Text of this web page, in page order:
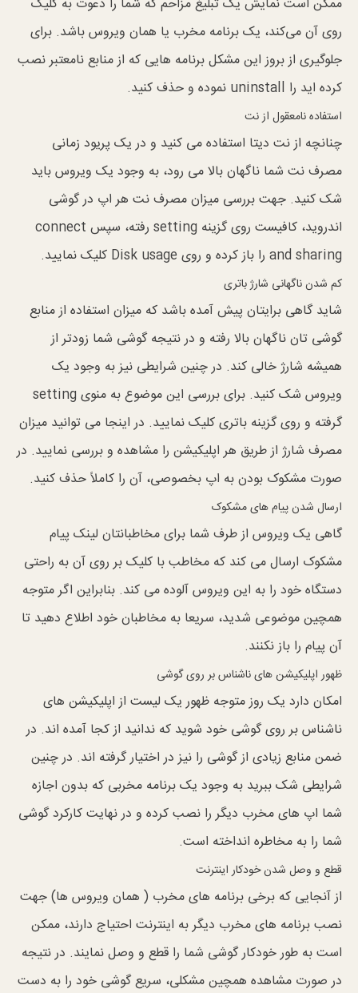
روی آن می‌کند، یک برنامه مخرب یا همان ویروس باشد. برای
جلوگیری از بروز این مشکل برنامه هایی که از منابع نامعتبر نصب
کرده اید را uninstall نموده و حذف کنید.
استفاده نامعقول از نت
چنانچه از نت دیتا استفاده می کنید و در یک پریود زمانی
مصرف نت شما ناگهان بالا می رود، به وجود یک ویروس باید
شک کنید. جهت بررسی میزان مصرف نت هر اپ در گوشی
اندروید، کافیست روی گزینه setting رفته، سپس connect
and sharing را باز کرده و روی Disk usage کلیک نمایید.
کم شدن ناگهانی شارژ باتری
شاید گاهی برایتان پیش آمده باشد که میزان استفاده از منابع
گوشی تان ناگهان بالا رفته و در نتیجه گوشی شما زودتر از
همیشه شارژ خالی کند. در چنین شرایطی نیز به وجود یک
ویروس شک کنید. برای بررسی این موضوع به منوی setting
گرفته و روی گزینه باتری کلیک نمایید. در اینجا می توانید میزان
مصرف شارژ از طریق هر اپلیکیشن را مشاهده و بررسی نمایید. در
صورت مشکوک بودن به اپ بخصوصی، آن را کاملاً حذف کنید.
ارسال شدن پیام های مشکوک
گاهی یک ویروس از طرف شما برای مخاطبانتان لینک پیام
مشکوک ارسال می کند که مخاطب با کلیک بر روی آن به راحتی
دستگاه خود را به این ویروس آلوده می کند. بنابراین اگر متوجه
همچین موضوعی شدید، سریعا به مخاطبان خود اطلاع دهید تا
آن پیام را باز نکنند.
ظهور اپلیکیشن های ناشناس بر روی گوشی
امکان دارد یک روز متوجه ظهور یک لیست از اپلیکیشن های
ناشناس بر روی گوشی خود شوید که ندانید از کجا آمده اند. در
ضمن منابع زیادی از گوشی را نیز در اختیار گرفته اند. در چنین
شرایطی شک ببرید به وجود یک برنامه مخربی که بدون اجازه
شما اپ های مخرب دیگر را نصب کرده و در نهایت کارکرد گوشی
شما را به مخاطره انداخته است.
قطع و وصل شدن خودکار اینترنت
از آنجایی که برخی برنامه های مخرب ( همان ویروس ها) جهت
نصب برنامه های مخرب دیگر به اینترنت احتیاج دارند، ممکن
است به طور خودکار گوشی شما را قطع و وصل نمایند. در نتیجه
در صورت مشاهده همچین مشکلی، سریع گوشی خود را به دست